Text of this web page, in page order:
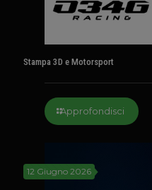
Stampa 3D e Motorsport
Approfondisci
12 Giugno 2026